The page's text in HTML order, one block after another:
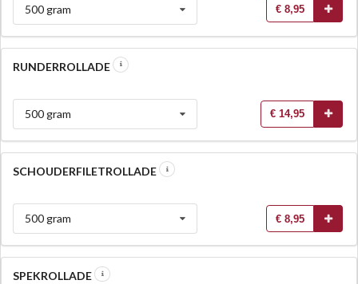
500 gram € 8,95
RUNDERROLLADE
500 gram € 14,95
SCHOUDERFILETROLLADE
500 gram € 8,95
SPEKROLLADE